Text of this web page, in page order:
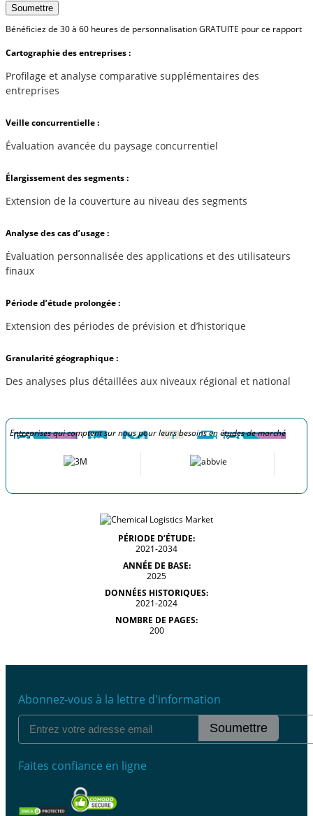
Soumettre
Bénéficiez de 30 à 60 heures de personnalisation GRATUITE pour ce rapport
Cartographie des entreprises :
Profilage et analyse comparative supplémentaires des
entreprises
Veille concurrentielle :
Évaluation avancée du paysage concurrentiel
Élargissement des segments :
Extension de la couverture au niveau des segments
Analyse des cas d’usage :
Évaluation personnalisée des applications et des utilisateurs
finaux
Période d’étude prolongée :
Extension des périodes de prévision et d’historique
Granularité géographique :
Des analyses plus détaillées aux niveaux régional et national
Entreprises qui comptent sur nous pour leurs besoins en études de marché
PÉRIODE D’ÉTUDE:
2021-2034
ANNÉE DE BASE:
2025
DONNÉES HISTORIQUES:
2021-2024
NOMBRE DE PAGES:
200
Abonnez-vous à la lettre d'information
Soumettre
Faites confiance en ligne